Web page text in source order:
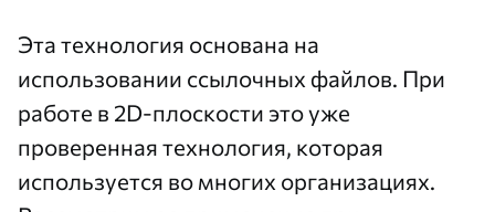
Эта технология основана на
использовании ссылочных файлов. При
работе в 2D-плоскости это уже
проверенная технология, которая
используется во многих организациях.